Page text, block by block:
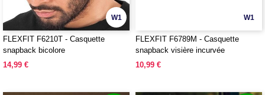
W1
FLEXFIT F6210T - Casquette
snapback bicolore
14,99 €
W1
FLEXFIT F6789M - Casquette
snapback visière incurvée
10,99 €